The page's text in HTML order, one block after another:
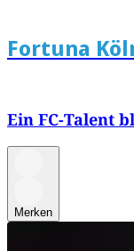
Fortuna
Ein FC-Talent
Merken